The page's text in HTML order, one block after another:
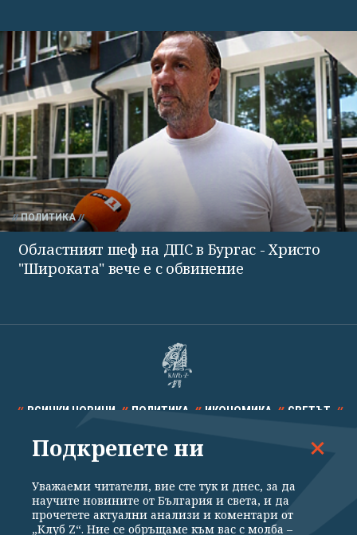
ПОЛИТИКА
Областният шеф на ДПС в Бургас - Христо
"Широката" вече е с обвинение
ВСИЧКИ НОВИНИ ПОЛИТИКА ИКОНОМИКА СВЕТЪТ
СПОРТ КУЛТУРА ТЕХНОЛОГИИ КАЛЕЙДОСКОП
Подкрепете ни
Уважаеми читатели, вие сте тук и днес, за да
научите новините от България и света, и да
прочетете актуални анализи и коментари от
„Клуб Z“. Ние се обръщаме към вас с молба –